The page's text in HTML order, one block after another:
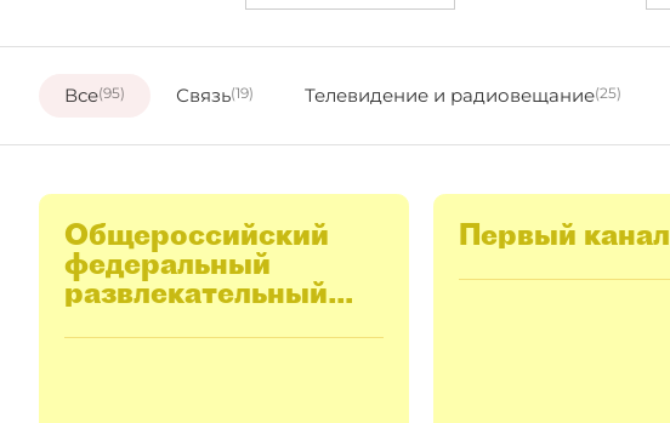
Все(95) Связь(19) Телевидение и радиовещание(25)
Общероссийский
федеральный
развлекательный
"ПЯТНИЦА"
Первый канал